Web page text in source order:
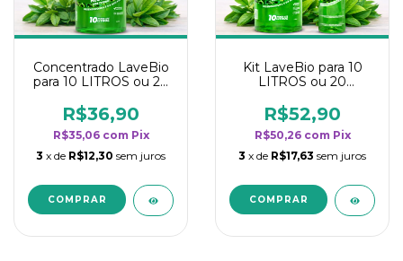
Concentrado LaveBio
para 10 LITROS ou 20
rendimento da
categoria - Neutro
R$36,90
R$35,06 com Pix
3 x de R$12,30 sem juros
Kit LaveBio para 10
LITROS ou 20
rendimento da
categoria - Neutro
R$52,90
R$50,26 com Pix
3 x de R$17,63 sem juros